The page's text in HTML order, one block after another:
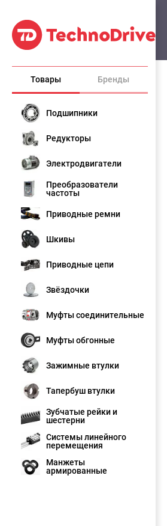
Товары Бренды
Подшипники
Редукторы
Электродвигатели
Преобразователи
частоты
Приводные ремни
Шкивы
Приводные цепи
Звёздочки
Муфты соединительные
Муфты обгонные
Зажимные втулки
Тапербуш втулки
Зубчатые рейки и
шестерни
Системы линейного
перемещения
Манжеты
армированные